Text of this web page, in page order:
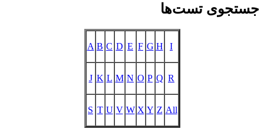
جستجوی تست‌ها
I
H
G
F
E
D
C
B
A
R
Q
P
O
N
M
L
K
J
All
Z
Y
X
W
V
U
T
S